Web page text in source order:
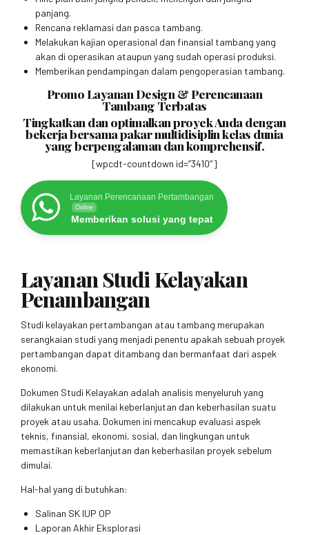
panjang.
Rencana reklamasi dan pasca tambang.
Melakukan kajian operasional dan finansial tambang yang
akan di operasikan ataupun yang sudah operasi produksi.
Memberikan pendampingan dalam pengoperasian tambang.
Promo Layanan Design & Perencanaan
Tambang Terbatas
Tingkatkan dan optimalkan proyek Anda dengan
bekerja bersama pakar multidisiplin kelas dunia
yang berpengalaman dan komprehensif.
[wpcdt-countdown id=”3410″]
Layanan Perencanaan Pertambangan
Online
Memberikan solusi yang tepat
Layanan Studi Kelayakan
Penambangan
Studi kelayakan pertambangan atau tambang merupakan
serangkaian studi yang menjadi penentu apakah sebuah proyek
pertambangan dapat ditambang dan bermanfaat dari aspek
ekonomi.
Dokumen Studi Kelayakan adalah analisis menyeluruh yang
dilakukan untuk menilai keberlanjutan dan keberhasilan suatu
proyek atau usaha. Dokumen ini mencakup evaluasi aspek
teknis, finansial, ekonomi, sosial, dan lingkungan untuk
memastikan keberlanjutan dan keberhasilan proyek sebelum
dimulai.
Hal-hal yang di butuhkan:
Salinan SK IUP OP
Laporan Akhir Eksplorasi